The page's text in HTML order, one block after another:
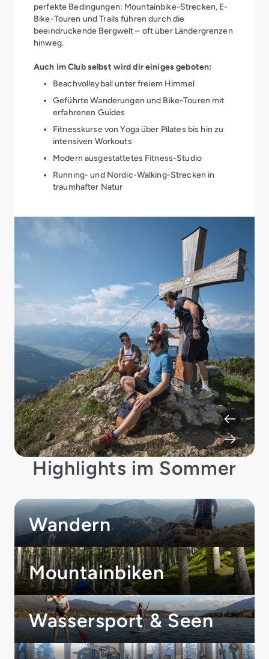
perfekte Bedingungen: Mountainbike-Strecken, E-
Bike-Touren und Trails führen durch die
beeindruckende Bergwelt – oft über Ländergrenzen
hinweg.
Auch im Club selbst wird dir einiges geboten:
Beachvolleyball unter freiem Himmel
Geführte Wanderungen und Bike-Touren mit
erfahrenen Guides
Fitnesskurse von Yoga über Pilates bis hin zu
intensiven Workouts
Modern ausgestattetes Fitness-Studio
Running- und Nordic-Walking-Strecken in
traumhafter Natur
Highlights im Sommer
Wandern
Mountainbiken
Wassersport & Seen